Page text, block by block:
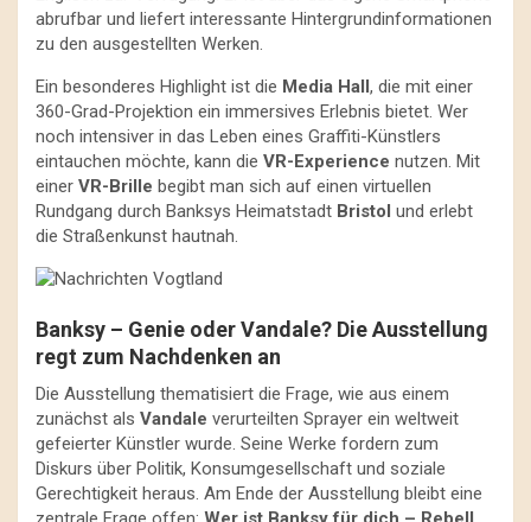
abrufbar und liefert interessante Hintergrundinformationen
zu den ausgestellten Werken.
Ein besonderes Highlight ist die Media Hall, die mit einer
360-Grad-Projektion ein immersives Erlebnis bietet. Wer
noch intensiver in das Leben eines Graffiti-Künstlers
eintauchen möchte, kann die VR-Experience nutzen. Mit
einer VR-Brille begibt man sich auf einen virtuellen
Rundgang durch Banksys Heimatstadt Bristol und erlebt
die Straßenkunst hautnah.
Banksy – Genie oder Vandale? Die Ausstellung
regt zum Nachdenken an
Die Ausstellung thematisiert die Frage, wie aus einem
zunächst als Vandale verurteilten Sprayer ein weltweit
gefeierter Künstler wurde. Seine Werke fordern zum
Diskurs über Politik, Konsumgesellschaft und soziale
Gerechtigkeit heraus. Am Ende der Ausstellung bleibt eine